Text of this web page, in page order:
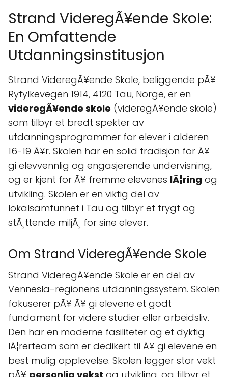
Strand VideregÃ¥ende Skole:
En Omfattende
Utdanningsinstitusjon
Strand VideregÃ¥ende Skole, beliggende pÃ¥
Ryfylkevegen 1914, 4120 Tau, Norge, er en
videregÃ¥ende skole (videregÃ¥ende skole)
som tilbyr et bredt spekter av
utdanningsprogrammer for elever i alderen
16-19 Ã¥r. Skolen har en solid tradisjon for Ã¥
gi elevvennlig og engasjerende undervisning,
og er kjent for Ã¥ fremme elevenes lÃ¦ring og
utvikling. Skolen er en viktig del av
lokalsamfunnet i Tau og tilbyr et trygt og
stÃ¸ttende miljÃ¸ for sine elever.
Om Strand VideregÃ¥ende Skole
Strand VideregÃ¥ende Skole er en del av
Vennesla-regionens utdanningssystem. Skolen
fokuserer pÃ¥ Ã¥ gi elevene et godt
fundament for videre studier eller arbeidsliv.
Den har en moderne fasiliteter og et dyktig
lÃ¦rerteam som er dedikert til Ã¥ gi elevene en
best mulig opplevelse. Skolen legger stor vekt